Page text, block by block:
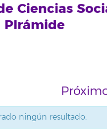
Ciencias
PIrámide
ningún resultado.